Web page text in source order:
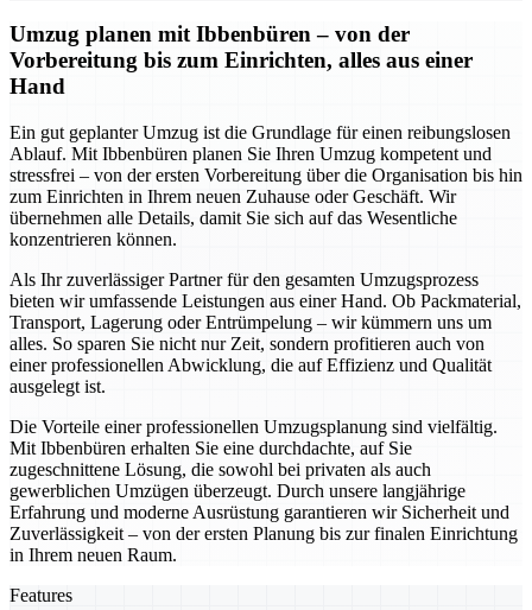
Umzug planen mit Ibbenbüren – von der
Vorbereitung bis zum Einrichten, alles aus einer
Hand
Ein gut geplanter Umzug ist die Grundlage für einen reibungslosen
Ablauf. Mit Ibbenbüren planen Sie Ihren Umzug kompetent und
stressfrei – von der ersten Vorbereitung über die Organisation bis hin
zum Einrichten in Ihrem neuen Zuhause oder Geschäft. Wir
übernehmen alle Details, damit Sie sich auf das Wesentliche
konzentrieren können.
Als Ihr zuverlässiger Partner für den gesamten Umzugsprozess
bieten wir umfassende Leistungen aus einer Hand. Ob Packmaterial,
Transport, Lagerung oder Entrümpelung – wir kümmern uns um
alles. So sparen Sie nicht nur Zeit, sondern profitieren auch von
einer professionellen Abwicklung, die auf Effizienz und Qualität
ausgelegt ist.
Die Vorteile einer professionellen Umzugsplanung sind vielfältig.
Mit Ibbenbüren erhalten Sie eine durchdachte, auf Sie
zugeschnittene Lösung, die sowohl bei privaten als auch
gewerblichen Umzügen überzeugt. Durch unsere langjährige
Erfahrung und moderne Ausrüstung garantieren wir Sicherheit und
Zuverlässigkeit – von der ersten Planung bis zur finalen Einrichtung
in Ihrem neuen Raum.
Features